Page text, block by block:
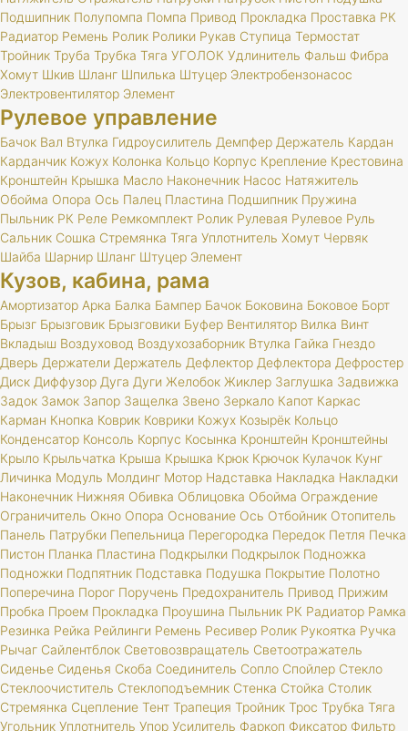
Подшипник Полупомпа Помпа Привод Прокладка Проставка РК
Радиатор Ремень Ролик Ролики Рукав Ступица Термостат
Тройник Труба Трубка Тяга УГОЛОК Удлинитель Фальш Фибра
Хомут Шкив Шланг Шпилька Штуцер Электробензонасос
Электровентилятор Элемент
Рулевое управление
Бачок Вал Втулка Гидроусилитель Демпфер Держатель Кардан
Карданчик Кожух Колонка Кольцо Корпус Крепление Крестовина
Кронштейн Крышка Масло Наконечник Насос Натяжитель
Обойма Опора Ось Палец Пластина Подшипник Пружина
Пыльник РК Реле Ремкомплект Ролик Рулевая Рулевое Руль
Сальник Сошка Стремянка Тяга Уплотнитель Хомут Червяк
Шайба Шарнир Шланг Штуцер Элемент
Кузов, кабина, рама
Амортизатор Арка Балка Бампер Бачок Боковина Боковое Борт
Брызг Брызговик Брызговики Буфер Вентилятор Вилка Винт
Вкладыш Воздуховод Воздухозаборник Втулка Гайка Гнездо
Дверь Держатели Держатель Дефлектор Дефлектора Дефростер
Диск Диффузор Дуга Дуги Желобок Жиклер Заглушка Задвижка
Задок Замок Запор Защелка Звено Зеркало Капот Каркас
Карман Кнопка Коврик Коврики Кожух Козырёк Кольцо
Конденсатор Консоль Корпус Косынка Кронштейн Кронштейны
Крыло Крыльчатка Крыша Крышка Крюк Крючок Кулачок Кунг
Личинка Модуль Молдинг Мотор Надставка Накладка Накладки
Наконечник Нижняя Обивка Облицовка Обойма Ограждение
Ограничитель Окно Опора Основание Ось Отбойник Отопитель
Панель Патрубки Пепельница Перегородка Передок Петля Печка
Пистон Планка Пластина Подкрылки Подкрылок Подножка
Подножки Подпятник Подставка Подушка Покрытие Полотно
Поперечина Порог Поручень Предохранитель Привод Прижим
Пробка Проем Прокладка Проушина Пыльник РК Радиатор Рамка
Резинка Рейка Рейлинги Ремень Ресивер Ролик Рукоятка Ручка
Рычаг Сайлентблок Световозвращатель Светоотражатель
Сиденье Сиденья Скоба Соединитель Сопло Спойлер Стекло
Стеклоочиститель Стеклоподъемник Стенка Стойка Столик
Стремянка Сцепление Тент Трапеция Тройник Трос Трубка Тяга
Угольник Уплотнитель Упор Усилитель Фаркоп Фиксатор Фильтр